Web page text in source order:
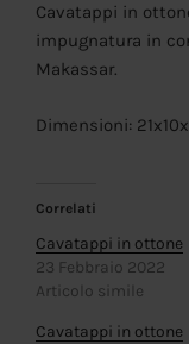
Cavatappi in
impugnatura in
Makassar.
Dimensioni:
Correlati
Cavatappi in ottone
23 Febbraio 2022
Articolo simile
Cavatappi in ottone